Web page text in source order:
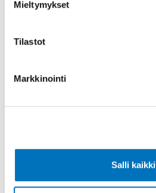
Mieltymykset
Tilastot
Markkinointi
Salli kaikki
Päättyy: